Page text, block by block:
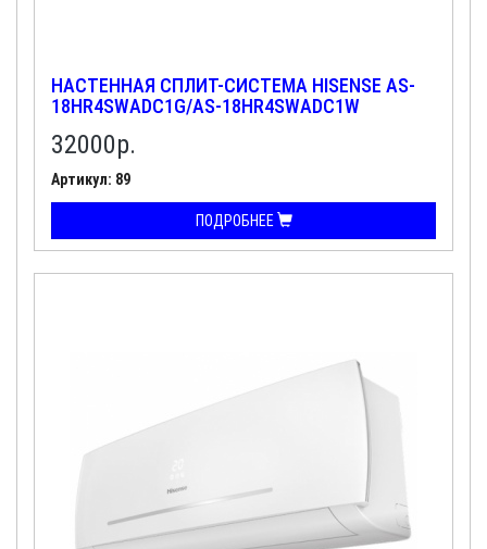
НАСТЕННАЯ СПЛИТ-СИСТЕМА HISENSE AS-
18HR4SWADC1G/AS-18HR4SWADC1W
32000р.
Артикул: 89
ПОДРОБНЕЕ